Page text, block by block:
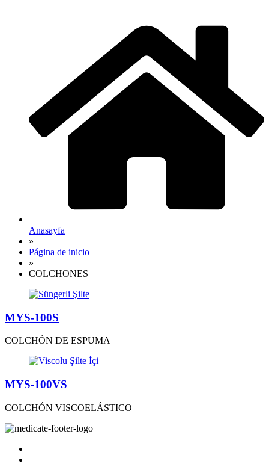
Anasayfa
»
Página de inicio
»
COLCHONES
MYS-100S
COLCHÓN DE ESPUMA
MYS-100VS
COLCHÓN VISCOELÁSTICO